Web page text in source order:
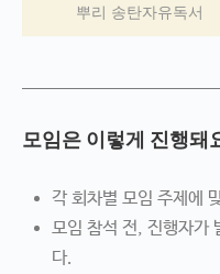
뿌리 송탄자유독서
모임은 이렇게 진행돼
각 회차별 모임 주제에
모임 참석 전, 진행자가
다.